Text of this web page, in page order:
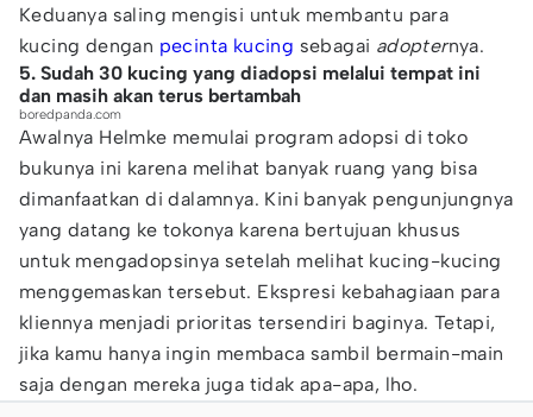
Keduanya saling mengisi untuk membantu para
kucing dengan pecinta kucing sebagai adopternya.
5. Sudah 30 kucing yang diadopsi melalui tempat ini
dan masih akan terus bertambah
boredpanda.com
Awalnya Helmke memulai program adopsi di toko
bukunya ini karena melihat banyak ruang yang bisa
dimanfaatkan di dalamnya. Kini banyak pengunjungnya
yang datang ke tokonya karena bertujuan khusus
untuk mengadopsinya setelah melihat kucing-kucing
menggemaskan tersebut. Ekspresi kebahagiaan para
kliennya menjadi prioritas tersendiri baginya. Tetapi,
jika kamu hanya ingin membaca sambil bermain-main
saja dengan mereka juga tidak apa-apa, lho.